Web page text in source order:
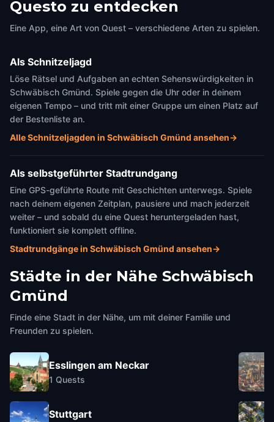
Questo zu entdecken
Eine App, eine Art von Quest – verschiedene Arten zu spielen.
Als Schnitzeljagd
Löse Rätsel und Aufgaben an echten Sehenswürdigkeiten in
Schwäbisch Gmünd. Spiele gegen die Uhr oder in deinem
eigenen Tempo – und tritt mit einer Gruppe um einen Platz auf
der Bestenliste an.
Alle Schnitzeljagden in Schwäbisch Gmünd ansehen→
Als selbstgeführter Stadtrundgang
Eine GPS-geführte Route mit Geschichten unterwegs. Spiele
nach deinem eigenen Zeitplan, pausiere und mach jederzeit
weiter – und sobald du eine Quest heruntergeladen hast,
funktioniert sie komplett offline.
Stadtrundgänge in Schwäbisch Gmünd ansehen→
Städte in der Nähe Schwäbisch
Gmünd
Finde eine Stadt in der Nähe, um mit deiner Familie und
Freunden zu spielen.
Esslingen am Neckar
1 Quests
Stuttgart